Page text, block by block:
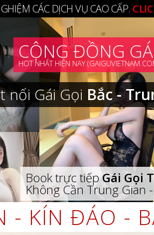
CÁC DỊCH VỤ CAO CẤP.
nối Gái Gọi Bắc -
CỘNG ĐỒNG
HOT NHẤT HIỆN NAY
Book trực tiếpGái Gọi
Không Cần Trung Gian
- KÍN ĐÁO -